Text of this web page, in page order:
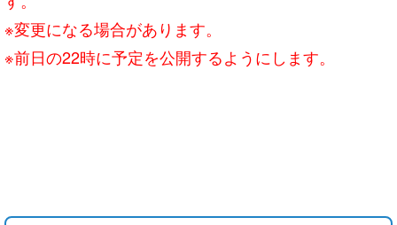
※変更になる場合があります。
※前日の22時に予定を公開するようにします。